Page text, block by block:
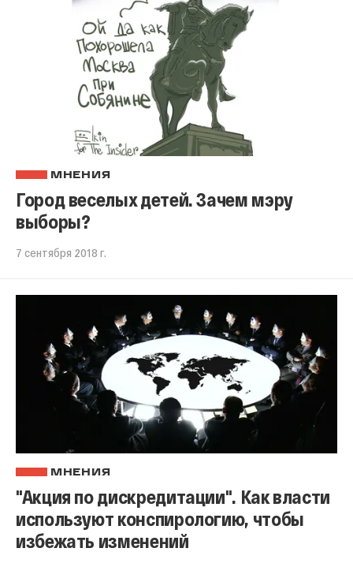
МНЕНИЯ
Город веселых детей. Зачем мэру
выборы?
7 сентября 2018 г.
МНЕНИЯ
"Акция по дискредитации". Как власти
используют конспирологию, чтобы
избежать изменений